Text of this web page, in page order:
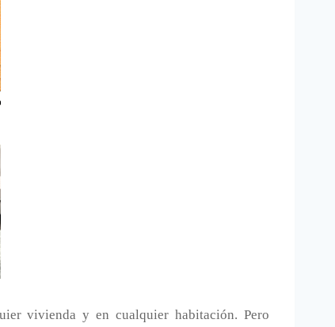
vivienda y en cualquier habitación. Pero